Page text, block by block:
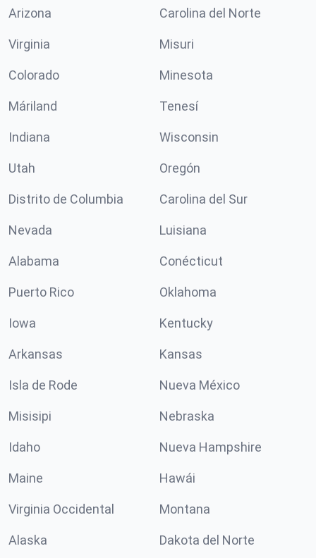
Arizona Carolina del Norte
Virginia Misuri
Colorado Minesota
Máriland Tenesí
Indiana Wisconsin
Utah Oregón
Distrito de Columbia Carolina del Sur
Nevada Luisiana
Alabama Conécticut
Puerto Rico Oklahoma
Iowa Kentucky
Arkansas Kansas
Isla de Rode Nueva México
Misisipi Nebraska
Idaho Nueva Hampshire
Maine Hawái
Virginia Occidental Montana
Alaska Dakota del Norte